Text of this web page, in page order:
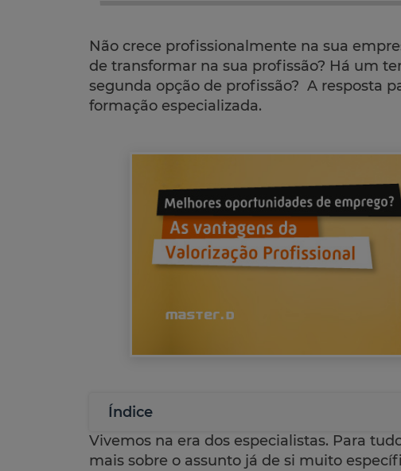
Não crece profissionalmente na sua
de transformar na sua profissão? Há um
segunda opção de profissão? A resposta
formação especializada.
Índice
Vivemos na era dos especialistas. Para
mais sobre o assunto já de si muito